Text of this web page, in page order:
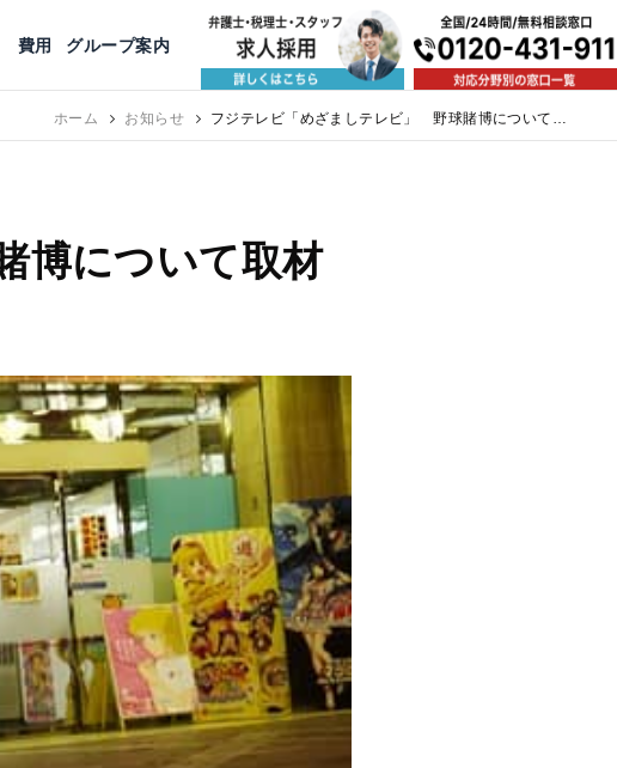
公益活動
京都 神戸 福岡
費用 グループ案内
東京にて、相談予約スタッフ募集（月給38万以上）
博について取材
ホーム お知らせ
フジテレビ「めざましテレビ」 野球賭博について取